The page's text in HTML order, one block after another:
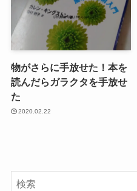
物がさらに手放せた！本を
読んだらガラクタを手放せ
た
2020.02.22